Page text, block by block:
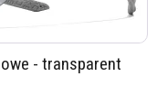
- transparent